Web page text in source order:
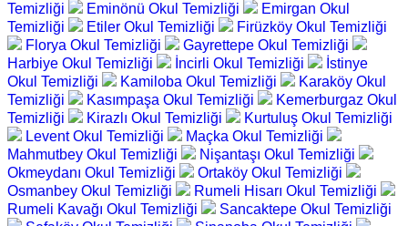
Temizliği
Eminönü Okul Temizliği
Emirgan Okul
Temizliği
Etiler Okul Temizliği
Firüzköy Okul Temizliği
Florya Okul Temizliği
Gayrettepe Okul Temizliği
Harbiye Okul Temizliği
İncirli Okul Temizliği
İstinye
Okul Temizliği
Kamiloba Okul Temizliği
Karaköy Okul
Temizliği
Kasımpaşa Okul Temizliği
Kemerburgaz Okul
Temizliği
Kirazlı Okul Temizliği
Kurtuluş Okul Temizliği
Levent Okul Temizliği
Maçka Okul Temizliği
Mahmutbey Okul Temizliği
Nişantaşı Okul Temizliği
Okmeydanı Okul Temizliği
Ortaköy Okul Temizliği
Osmanbey Okul Temizliği
Rumeli Hisarı Okul Temizliği
Rumeli Kavağı Okul Temizliği
Sancaktepe Okul Temizliği